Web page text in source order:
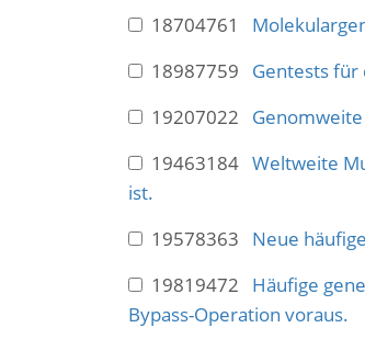
18704761
18987759 Gentests
19207022
19463184 Weltweite
ist.
19578363 Neue
19819472 Häufige
Bypass-Operation voraus.